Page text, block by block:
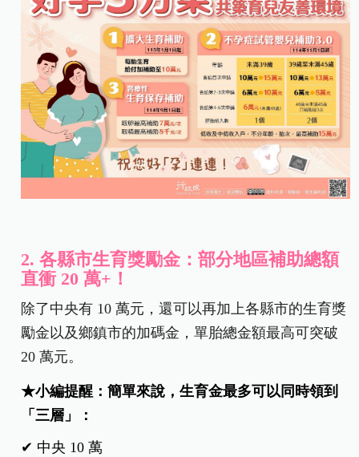
2. 各縣市生育獎勵金：部分地區補助總額
直衝 20 萬+！
除了中央有 10 萬元，還可以再加上各縣市的生育獎
勵金以及鄉鎮市的加碼金，單胎總金額最高可突破
20 萬元。
★小編提醒：簡單來說，生育金最多可以同時領到
「三層」：
✔ 中央 10 萬